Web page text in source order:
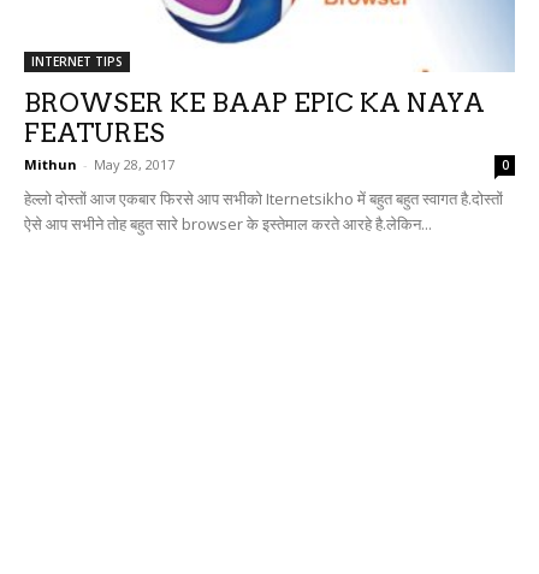
INTERNET TIPS
BROWSER KE BAAP EPIC KA NAYA
FEATURES
Mithun - May 28, 2017 0
हेल्लो दोस्तों आज एकबार फिरसे आप सभीको Iternetsikho में बहुत बहुत स्वागत है.दोस्तों
ऐसे आप सभीने तोह बहुत सारे browser के इस्तेमाल करते आरहे है.लेकिन...